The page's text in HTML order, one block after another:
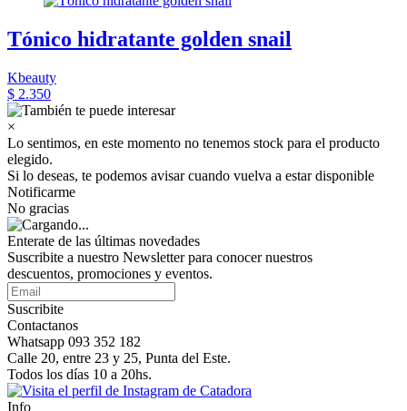
Tónico hidratante golden snail
Kbeauty
$ 2.350
×
Lo sentimos, en este momento no tenemos stock para el producto
elegido.
Si lo deseas, te podemos avisar cuando vuelva a estar disponible
Notificarme
No gracias
Enterate de las últimas novedades
Suscribite a nuestro Newsletter para conocer nuestros
descuentos, promociones y eventos.
Suscribite
Contactanos
Whatsapp 093 352 182
Calle 20, entre 23 y 25, Punta del Este.
Todos los días 10 a 20hs.
Info